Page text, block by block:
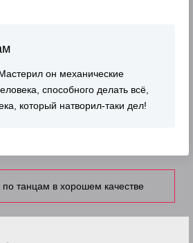
он механические
способного делать всё,
который натворил-таки дел!
танцам в хорошем качестве